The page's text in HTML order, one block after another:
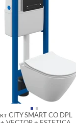
CITY SMART CO DPL